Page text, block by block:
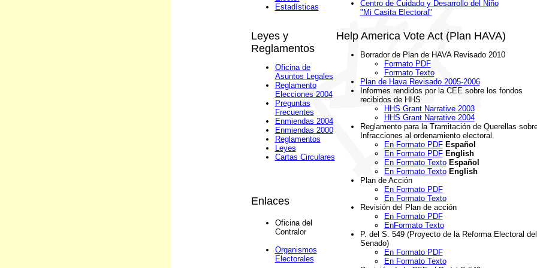
Estadísticas
Centro de Cuidado y Desarrollo del Niño
"Mi Casita Electoral"
Leyes y
Reglamentos
Oficina de
Asuntos Legales
Reglamento
Elecciones 2004
Preguntas
Frecuentes
Enmiendas 2004
Enmiendas 2000
Reglamentos
Leyes
Cartas Circulares
Help America Vote Act (Plan HAVA)
Borrador de Plan de HAVA Revisado 2010
Formato PDF
Formato Texto
Plan de Hava Revisado 2005-2006
Informes rendidos por la CEE sobre los fondos
recibidos de HHS
HHS Grant Narrative 2003
HHS Grant Narrative 2004
Reglamento para la Tramitación de Querellas
Infracciones al ordenamiento electoral.
En Formato PDF Español
En Formato PDF English
En Formato Texto Español
En Formato Texto English
Plan de Acción
En Formato PDF
En Formato Texto
Revisión del Plan de acción
En Formato PDF
EnFormato Texto
P. del S. 549 (Proyecto de la Reforma Electoral del
Senado)
En Formato PDF
En Formato Texto
Enlaces
Oficina del
Contralor
Organismos
Electorales